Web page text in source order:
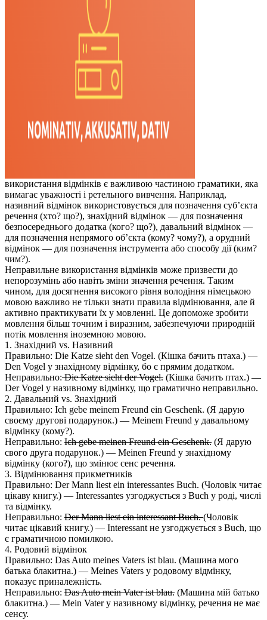
використання відмінків є важливою частиною граматики, яка
вимагає уважності і ретельного вивчення. Наприклад,
називний відмінок використовується для позначення суб’єкта
речення (хто? що?), знахідний відмінок — для позначення
безпосереднього додатка (кого? що?), давальний відмінок —
для позначення непрямого об’єкта (кому? чому?), а орудний
відмінок — для позначення інструмента або способу дії (ким?
чим?).
Неправильне використання відмінків може призвести до
непорозумінь або навіть зміни значення речення. Таким
чином, для досягнення високого рівня володіння німецькою
мовою важливо не тільки знати правила відмінювання, але й
активно практикувати їх у мовленні. Це допоможе зробити
мовлення більш точним і виразним, забезпечуючи природній
потік мовлення іноземною мовою.
1. Знахідний vs. Називний
Правильно: Die Katze sieht den Vogel. (Кішка бачить птаха.) —
Den Vogel у знахідному відмінку, бо є прямим додатком.
Неправильно:Die Katze sieht der Vogel. (Кішка бачить птах.) —
Der Vogel у називному відмінку, що граматично неправильно.
2. Давальний vs. Знахідний
Правильно: Ich gebe meinem Freund ein Geschenk. (Я дарую
своєму другові подарунок.) — Meinem Freund у давальному
відмінку (кому?).
Неправильно: Ich gebe meinen Freund ein Geschenk. (Я дарую
свого друга подарунок.) — Meinen Freund у знахідному
відмінку (кого?), що змінює сенс речення.
3. Відмінювання прикметників
Правильно: Der Mann liest ein interessantes Buch. (Чоловік читає
цікаву книгу.) — Interessantes узгоджується з Buch у роді, числі
та відмінку.
Неправильно: Der Mann liest ein interessant Buch.(Чоловік
читає цікавий книгу.) — Interessant не узгоджується з Buch, що
є граматичною помилкою.
4. Родовий відмінок
Правильно: Das Auto meines Vaters ist blau. (Машина мого
батька блакитна.) — Meines Vaters у родовому відмінку,
показує приналежність.
Неправильно: Das Auto mein Vater ist blau. (Машина мій батько
блакитна.) — Mein Vater у називному відмінку, речення не має
сенсу.